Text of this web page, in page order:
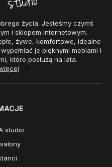
życia. Jesteśmy czymś
i sklepem internetowym.
żywe, komfortowe, idealne
je pięknymi meblami i
które posłużą na lata.
studio